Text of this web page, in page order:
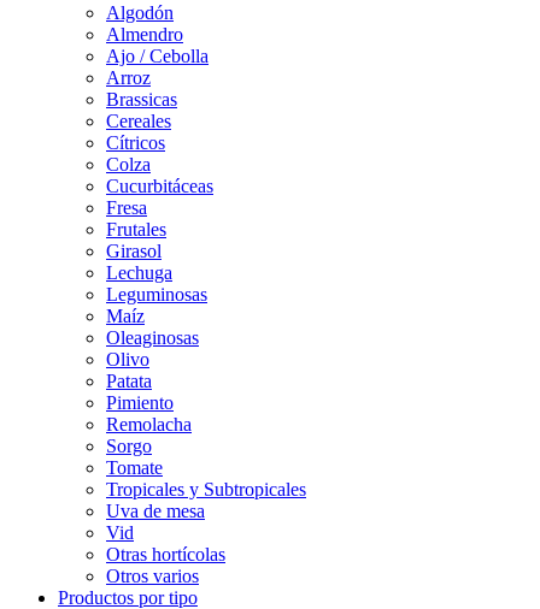
Algodón
Almendro
Ajo / Cebolla
Arroz
Brassicas
Cereales
Cítricos
Colza
Cucurbitáceas
Fresa
Frutales
Girasol
Lechuga
Leguminosas
Maíz
Oleaginosas
Olivo
Patata
Pimiento
Remolacha
Sorgo
Tomate
Tropicales y Subtropicales
Uva de mesa
Vid
Otras hortícolas
Otros varios
Productos por tipo